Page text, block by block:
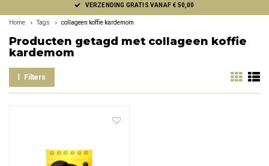
VERZENDING GRATIS VANAF € 50,00
Home Tags collageen koffie kardemom
Producten getagd met collageen koffie
kardemom
Filters